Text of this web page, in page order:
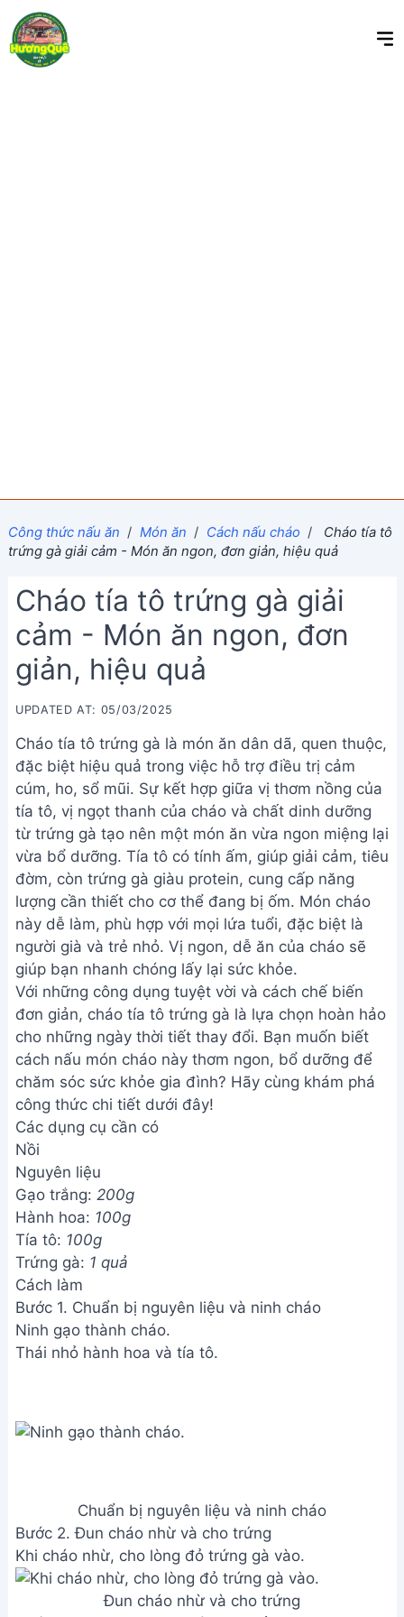
Công thức nấu ăn / Món ăn / Cách nấu cháo /
Cháo tía tô
trứng gà giải cảm - Món ăn ngon, đơn giản, hiệu quả
Cháo tía tô trứng gà giải
cảm - Món ăn ngon, đơn
giản, hiệu quả
UPDATED AT: 05/03/2025
Cháo tía tô trứng gà là món ăn dân dã, quen thuộc,
đặc biệt hiệu quả trong việc hỗ trợ điều trị cảm
cúm, ho, sổ mũi. Sự kết hợp giữa vị thơm nồng của
tía tô, vị ngọt thanh của cháo và chất dinh dưỡng
từ trứng gà tạo nên một món ăn vừa ngon miệng lại
vừa bổ dưỡng. Tía tô có tính ấm, giúp giải cảm, tiêu
đờm, còn trứng gà giàu protein, cung cấp năng
lượng cần thiết cho cơ thể đang bị ốm. Món cháo
này dễ làm, phù hợp với mọi lứa tuổi, đặc biệt là
người già và trẻ nhỏ. Vị ngon, dễ ăn của cháo sẽ
giúp bạn nhanh chóng lấy lại sức khỏe.
Với những công dụng tuyệt vời và cách chế biến
đơn giản, cháo tía tô trứng gà là lựa chọn hoàn hảo
cho những ngày thời tiết thay đổi. Bạn muốn biết
cách nấu món cháo này thơm ngon, bổ dưỡng để
chăm sóc sức khỏe gia đình? Hãy cùng khám phá
công thức chi tiết dưới đây!
Các dụng cụ cần có
Nồi
Nguyên liệu
Gạo trắng: 200g
Hành hoa: 100g
Tía tô: 100g
Trứng gà: 1 quả
Cách làm
Bước 1. Chuẩn bị nguyên liệu và ninh cháo
Ninh gạo thành cháo.
Thái nhỏ hành hoa và tía tô.
Chuẩn bị nguyên liệu và ninh cháo
Bước 2. Đun cháo nhừ và cho trứng
Khi cháo nhừ, cho lòng đỏ trứng gà vào.
Đun cháo nhừ và cho trứng